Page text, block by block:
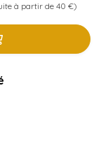
à partir de 40 €)